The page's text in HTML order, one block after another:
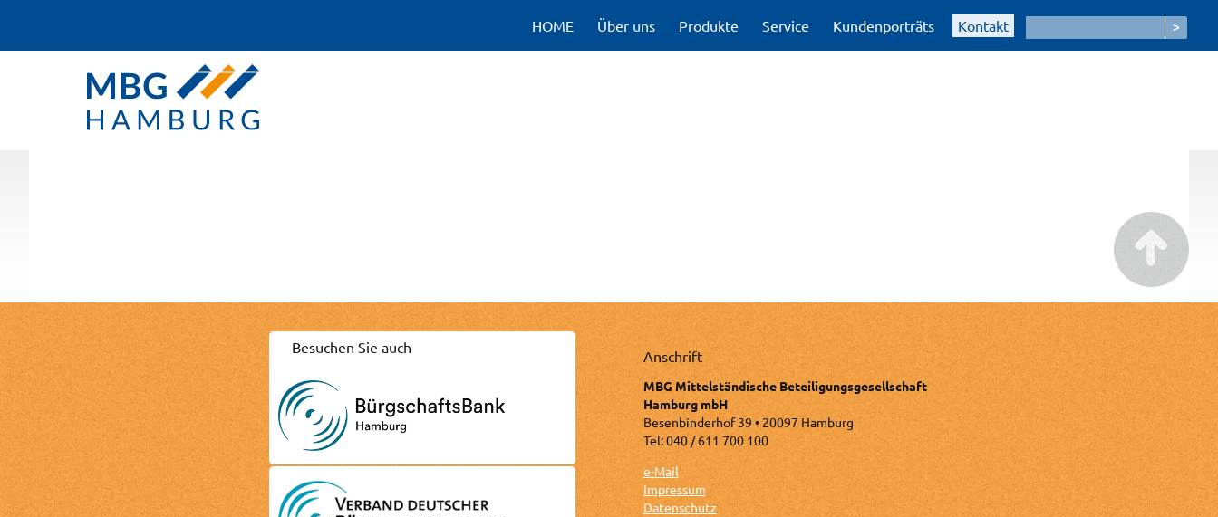
HOME Über uns Produkte Service Kundenporträts Kontakt
Besuchen Sie auch Anschrift
MBG Mittelständische Beteiligungsgesellschaft
Hamburg mbH
Besenbinderhof 39 • 20097 Hamburg
Tel: 040 / 611 700 100
e-Mail
Impressum
Datenschutz